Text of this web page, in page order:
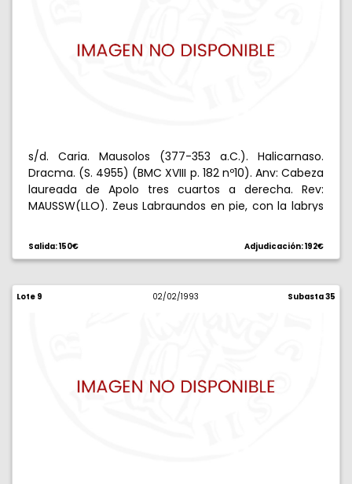
s/d. Caria. Mausolos (377-353 a.C.). Halicarnaso.
Dracma. (S. 4955) (BMC XVIII p. 182 nº10). Anv: Cabeza
laureada de Apolo tres cuartos a derecha. Rev:
MAUSSW(LLO). Zeus Labraundos en pie, con la labrys
Salida: 150€ Adjudicación: 192€
Lote 9 02/02/1993 Subasta 35